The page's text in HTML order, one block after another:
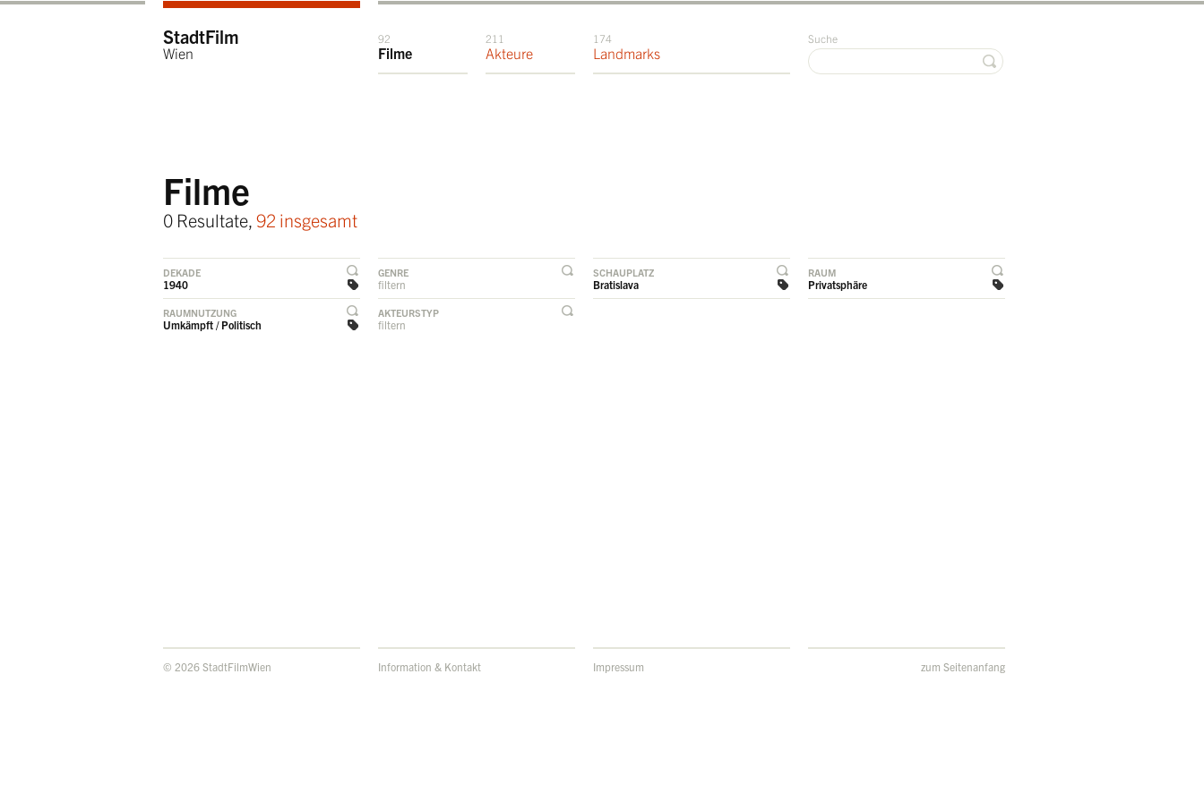
StadtFilm
Wien
92
Filme
211
Akteure
174
Landmarks
Suche
Filme
0 Resultate, 92 insgesamt
DEKADE
1940
GENRE
filtern
SCHAUPLATZ
Bratislava
RAUM
Privatsphäre
RAUMNUTZUNG
Umkämpft / Politisch
AKTEURSTYP
filtern
© 2026 StadtFilmWien Information & Kontakt Impressum zum Seitenanfang